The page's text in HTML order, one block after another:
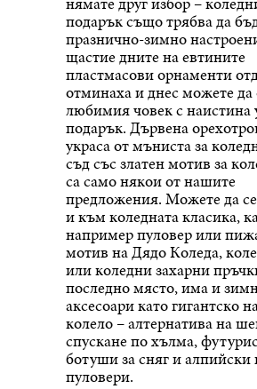
подарък също трябва да
празнично-зимно
щастие дните на евтините
пластмасови орнаменти
отминаха и днес можете да
любимия човек с наистина
подарък. Дървена
украса от мъниста за
съд със златен мотив за
са само някои от нашите
предложения. Можете да
и към коледната класика,
например пуловер или
мотив на Дядо Коледа,
или коледни захарни
последно място, има и
аксесоари като гигантско
колело – алтернатива на
спускане по хълма,
ботуши за сняг и
пуловери.